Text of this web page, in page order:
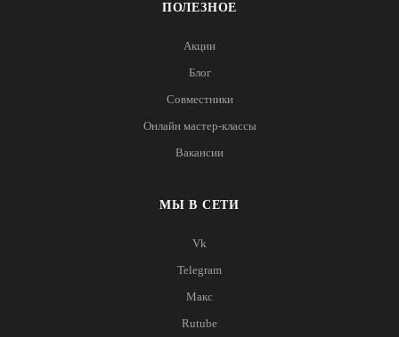
ПОЛЕЗНОЕ
Акции
Блог
Совместники
Онлайн мастер-классы
Вакансии
МЫ В СЕТИ
Vk
Telegram
Макс
Rutube